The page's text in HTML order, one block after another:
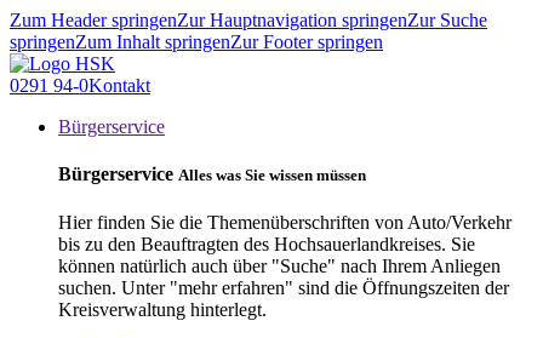
Zum Header springenZur Hauptnavigation springenZur Suche
springenZum Inhalt springenZur Footer springen
0291 94-0Kontakt
Bürgerservice
Bürgerservice Alles was Sie wissen müssen
Hier finden Sie die Themenüberschriften von Auto/Verkehr
bis zu den Beauftragten des Hochsauerlandkreises. Sie
können natürlich auch über "Suche" nach Ihrem Anliegen
suchen. Unter "mehr erfahren" sind die Öffnungszeiten der
Kreisverwaltung hinterlegt.